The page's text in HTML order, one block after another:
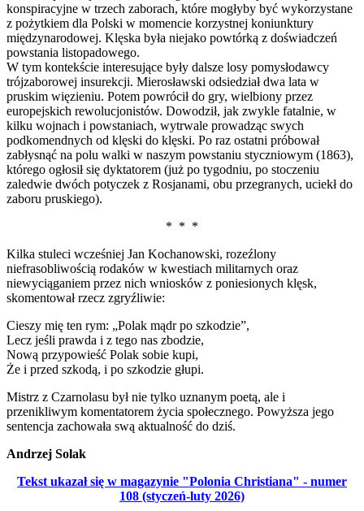
konspiracyjne w trzech zaborach, które mogłyby być wykorzystane
z pożytkiem dla Polski w momencie korzystnej koniunktury
międzynarodowej. Klęska była niejako powtórką z doświadczeń
powstania listopadowego.
W tym kontekście interesujące były dalsze losy pomysłodawcy
trójzaborowej insurekcji. Mierosławski odsiedział dwa lata w
pruskim więzieniu. Potem powrócił do gry, wielbiony przez
europejskich rewolucjonistów. Dowodził, jak zwykle fatalnie, w
kilku wojnach i powstaniach, wytrwale prowadząc swych
podkomendnych od klęski do klęski. Po raz ostatni próbował
zabłysnąć na polu walki w naszym powstaniu styczniowym (1863),
którego ogłosił się dyktatorem (już po tygodniu, po stoczeniu
zaledwie dwóch potyczek z Rosjanami, obu przegranych, uciekł do
zaboru pruskiego).
* * *
Kilka stuleci wcześniej Jan Kochanowski, rozeźlony
niefrasobliwością rodaków w kwestiach militarnych oraz
niewyciąganiem przez nich wniosków z poniesionych klęsk,
skomentował rzecz zgryźliwie:
Cieszy mię ten rym: „Polak mądr po szkodzie”,
Lecz jeśli prawda i z tego nas zbodzie,
Nową przypowieść Polak sobie kupi,
Że i przed szkodą, i po szkodzie głupi.
Mistrz z Czarnolasu był nie tylko uznanym poetą, ale i
przenikliwym komentatorem życia społecznego. Powyższa jego
sentencja zachowała swą aktualność do dziś.
Andrzej Solak
Tekst ukazał się w magazynie "Polonia Christiana" - numer
108 (styczeń-luty 2026)